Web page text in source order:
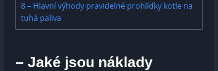
8– Hlavní výhody pravidelné prohlídky kotle na
tuhá paliva
– Jaké jsou náklady